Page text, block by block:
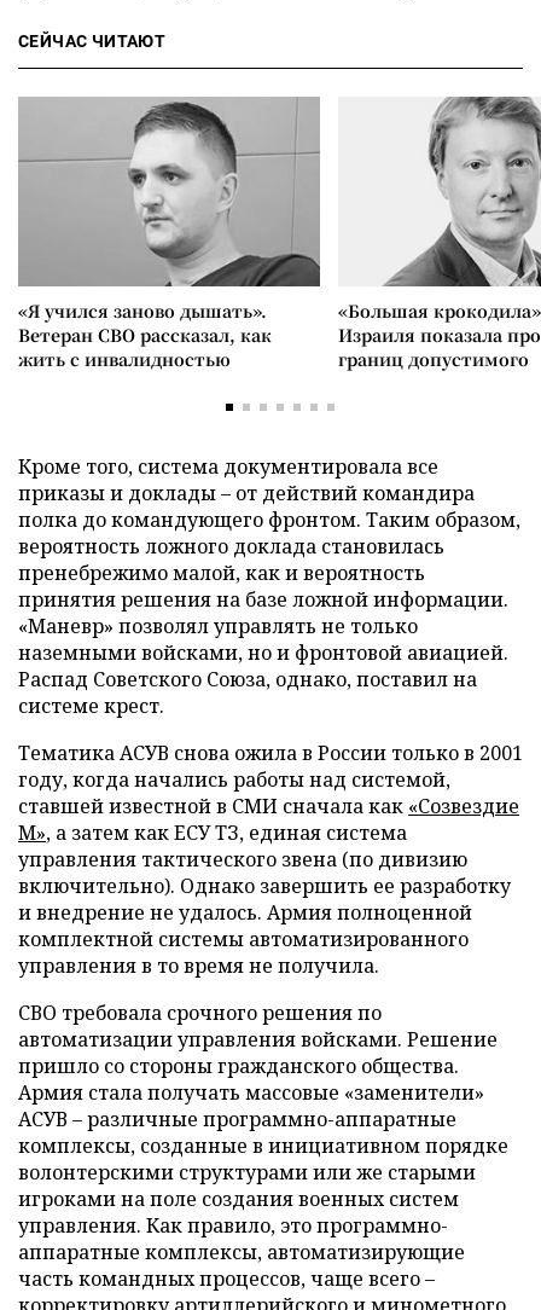
СЕЙЧАС ЧИТАЮТ
«Я учился заново дышать».
Ветеран СВО рассказал, как
жить с инвалидностью
«Большая
Израиля показала
границ допустимого
Кроме того, система документировала все
приказы и доклады – от действий командира
полка до командующего фронтом. Таким образом,
вероятность ложного доклада становилась
пренебрежимо малой, как и вероятность
принятия решения на базе ложной информации.
«Маневр» позволял управлять не только
наземными войсками, но и фронтовой авиацией.
Распад Советского Союза, однако, поставил на
системе крест.
Тематика АСУВ снова ожила в России только в 2001
году, когда начались работы над системой,
ставшей известной в СМИ сначала как «Созвездие
М», а затем как ЕСУ ТЗ, единая система
управления тактического звена (по дивизию
включительно). Однако завершить ее разработку
и внедрение не удалось. Армия полноценной
комплектной системы автоматизированного
управления в то время не получила.
СВО требовала срочного решения по
автоматизации управления войсками. Решение
пришло со стороны гражданского общества.
Армия стала получать массовые «заменители»
АСУВ – различные программно-аппаратные
комплексы, созданные в инициативном порядке
волонтерскими структурами или же старыми
игроками на поле создания военных систем
управления. Как правило, это программно-
аппаратные комплексы, автоматизирующие
часть командных процессов, чаще всего –